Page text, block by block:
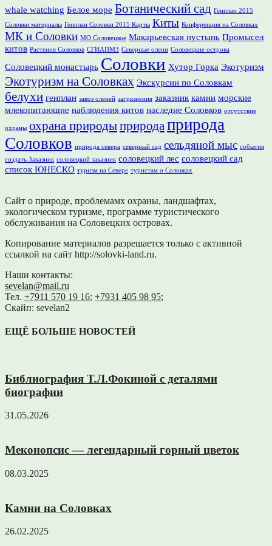
whale watching Белое море Ботанический сад Генплан 2015
Соловки материалы Генплан Соловки 2015 Карты Киты Конференция на Соловках
МК и Соловки МО Соловецкое Макарьевская пустынь Промысел
китов Растения Соловков СГИАПМЗ Северные олени Соловецкие острова
Соловецкий монастырь Соловки Хутор Горка Экотуризм
Экотуризм на Соловках Экскурсии по Соловкам
белухи генплан завоз оленей загрязнения заказник камни морские
млекопитающие наблюдения китов наследие Соловков отсутствие
охраны охрана природыприрода природа
Соловков природа севера северный сад сельдяной мыс события
создать Заказник соловецкий заказник соловецкий лес соловецкий сад
список ЮНЕСКО туризм на Севере туристам о Соловках
Сайт о природе, проблемамх охраны, ландшафтах,
экологическом туризме, программе туристического
обслуживания на Соловецких островах.
Копирование материалов разрешается только с активной
ссылкой на сайт http://solovki-land.ru.
Наши контакты:
sevelan@mail.ru
Тел. +7911 570 19 16; +7931 405 98 95;
Скайп: sevelan2
ЕЩЁ БОЛЬШЕ НОВОСТЕЙ
Библиография Т.Л.Фокиной с деталями
биографии
31.05.2026
Меконопсис — легендарный горный цветок
08.03.2025
Камни на Соловках
26.02.2025